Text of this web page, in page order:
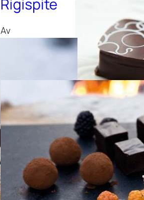
Rigispite
Av
Redaktionen
Romtryff
el